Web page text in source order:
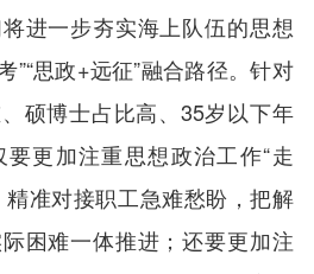
进一步夯实海上队伍的思想
”“思政+远征”融合路径。针对
硕博士占比高、35岁以下年
更加注重思想政治工作“走
准对接职工急难愁盼，把解
困难一体推进；还要更加注